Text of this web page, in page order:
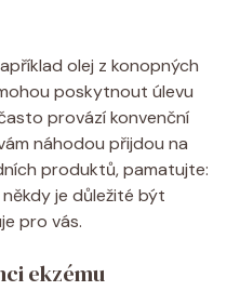
olej z konopných
⁢poskytnout úlevu⁤
provází⁤ konvenční
náhodou přijdou na
produktů, pamatujte:
někdy je důležité být
pro vás.
ekzému